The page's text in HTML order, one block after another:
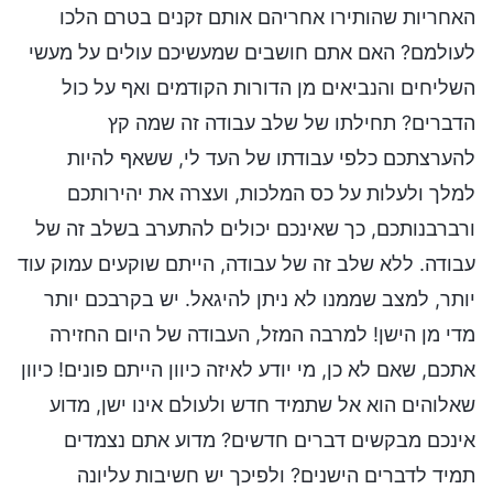
האחריות שהותירו אחריהם אותם זקנים בטרם הלכו
לעולמם? האם אתם חושבים שמעשיכם עולים על מעשי
השליחים והנביאים מן הדורות הקודמים ואף על כול
הדברים? תחילתו של שלב עבודה זה שמה קץ
להערצתכם כלפי עבודתו של העד לי, ששאף להיות
למלך ולעלות על כס המלכות, ועצרה את יהירותכם
ורברבנותכם, כך שאינכם יכולים להתערב בשלב זה של
עבודה. ללא שלב זה של עבודה, הייתם שוקעים עמוק עוד
יותר, למצב שממנו לא ניתן להיגאל. יש בקרבכם יותר
מדי מן הישן! למרבה המזל, העבודה של היום החזירה
אתכם, שאם לא כן, מי יודע לאיזה כיוון הייתם פונים! כיוון
שאלוהים הוא אל שתמיד חדש ולעולם אינו ישן, מדוע
אינכם מבקשים דברים חדשים? מדוע אתם נצמדים
תמיד לדברים הישנים? ולפיכך יש חשיבות עליונה